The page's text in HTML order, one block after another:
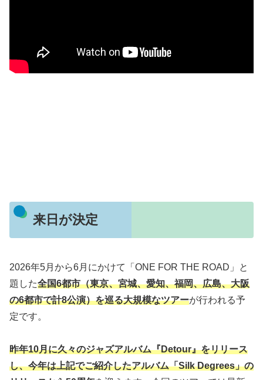
来日が決定
2026年5月から6月にかけて「ONE FOR THE ROAD」と
題した全国6都市（東京、宮城、愛知、福岡、広島、大阪
の6都市で計8公演）を巡る大規模なツアーが行われる予
定です。
昨年10月に久々のジャズアルバム『Detour』をリリース
し、今年は上記でご紹介したアルバム「Silk Degrees」の